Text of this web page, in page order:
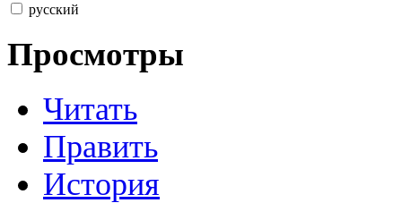
русский
Просмотры
Читать
Править
История